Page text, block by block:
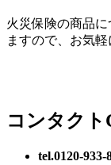
火災保険の商品
ますので、お気
コンタクト
tel.0120-933-